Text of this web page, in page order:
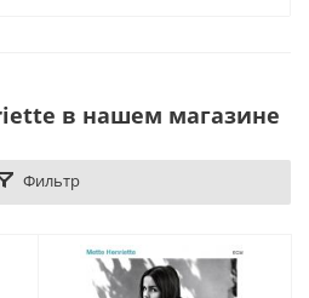
в нашем магазине
Фильтр